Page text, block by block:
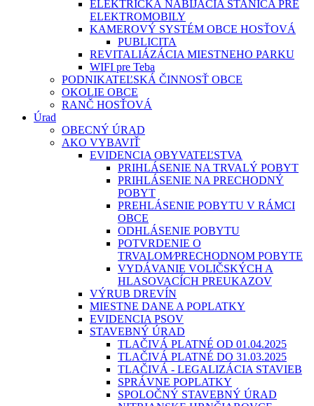
ELEKTRICKÁ NABÍJACIA STANICA PRE
ELEKTROMOBILY
KAMEROVÝ SYSTÉM OBCE HOSŤOVÁ
PUBLICITA
REVITALIÁZÁCIA MIESTNEHO PARKU
WIFI pre Teba
PODNIKATEĽSKÁ ČINNOSŤ OBCE
OKOLIE OBCE
RANČ HOSŤOVÁ
Úrad
OBECNÝ ÚRAD
AKO VYBAVIŤ
EVIDENCIA OBYVATEĽSTVA
PRIHLÁSENIE NA TRVALÝ POBYT
PRIHLÁSENIE NA PRECHODNÝ
POBYT
PREHLÁSENIE POBYTU V RÁMCI
OBCE
ODHLÁSENIE POBYTU
POTVRDENIE O
TRVALOM⁄PRECHODNOM POBYTE
VYDÁVANIE VOLIČSKÝCH A
HLASOVACÍCH PREUKAZOV
VÝRUB DREVÍN
MIESTNE DANE A POPLATKY
EVIDENCIA PSOV
STAVEBNÝ ÚRAD
TLAČIVÁ PLATNÉ OD 01.04.2025
TLAČIVÁ PLATNÉ DO 31.03.2025
TLAČIVÁ - LEGALIZÁCIA STAVIEB
SPRÁVNE POPLATKY
SPOLOČNÝ STAVEBNÝ ÚRAD